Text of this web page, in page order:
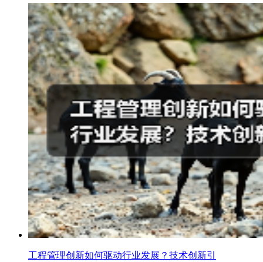
工程管理创新如何驱动行业发展？技术创新引